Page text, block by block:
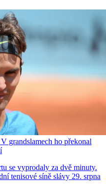
grandslamech ho překonal
se vyprodaly za dvě minuty.
tenisové síně slávy 29. srpna